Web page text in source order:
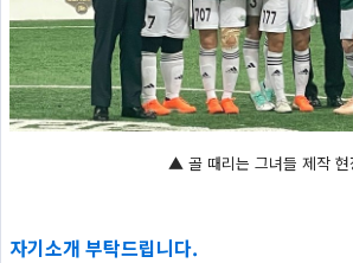
▲ 골 때리는 그녀들 제작 현
자기소개 부탁드립니다.